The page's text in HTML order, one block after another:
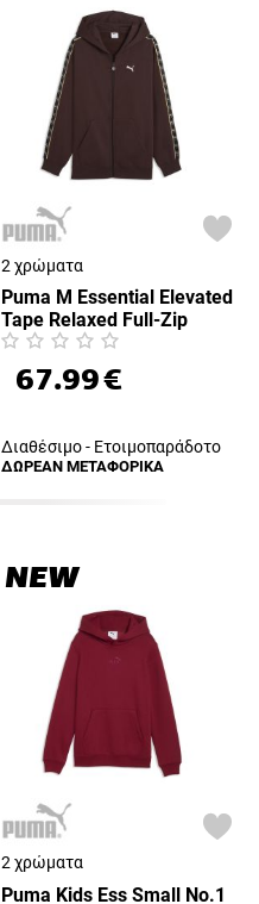
2 χρώματα
Puma M Essential Elevated
Tape Relaxed Full-Zip
Hoodie (694343-33)
67.99€
Διαθέσιμο - Ετοιμοπαράδοτο
ΔΩΡΕΑΝ ΜΕΤΑΦΟΡΙΚΑ
NEW
2 χρώματα
Puma Kids Ess Small No.1